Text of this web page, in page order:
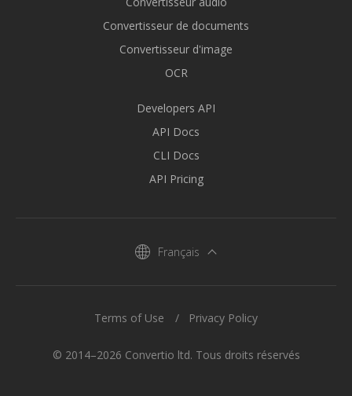
Convertisseur de documents
Convertisseur d'image
OCR
Developers API
API Docs
CLI Docs
API Pricing
Français
© 2014–2026 Convertio ltd. Tous droits réservés
Terms of Use Privacy Policy